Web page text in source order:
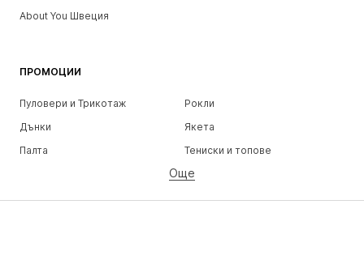
ПРОМОЦИИ
Пуловери и Трикотаж
Рокли
Дънки
Якета
Палта
Тениски и топове
Бельо
Поли
Блузи и туники
Още
About You Швеция